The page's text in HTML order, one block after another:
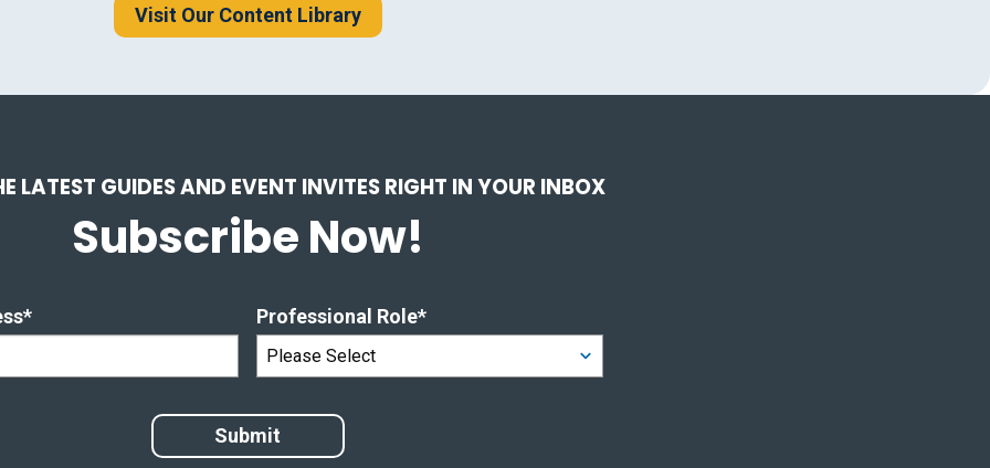
Visit Our Content Library
LATEST GUIDES AND EVENT INVITES RIGHT IN YOUR INBOX
Subscribe Now!
* Professional Role*